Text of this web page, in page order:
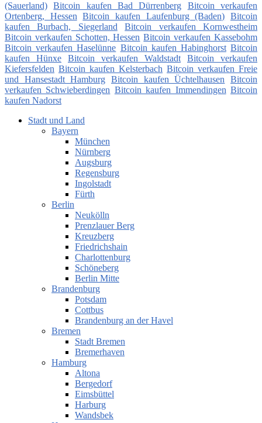
(Sauerland)
Bitcoin kaufen Bad Dürrenberg
Bitcoin verkaufen
Ortenberg, Hessen
Bitcoin kaufen Laufenburg (Baden) Bitcoin
kaufen Burbach, Siegerland
Bitcoin verkaufen Kornwestheim
Bitcoin verkaufen Schotten, Hessen Bitcoin verkaufen Kassebohm
Bitcoin verkaufen Haselünne Bitcoin kaufen Habinghorst Bitcoin
kaufen Hünxe
Bitcoin verkaufen Waldstadt
Bitcoin verkaufen
Kiefersfelden Bitcoin kaufen Kelsterbach Bitcoin verkaufen Freie
und Hansestadt Hamburg Bitcoin kaufen Üchtelhausen
Bitcoin
verkaufen Schwieberdingen Bitcoin kaufen Immendingen Bitcoin
kaufen Nadorst
Stadt und Land
Bayern
München
Nürnberg
Augsburg
Regensburg
Ingolstadt
Fürth
Berlin
Neukölln
Prenzlauer Berg
Kreuzberg
Friedrichshain
Charlottenburg
Schöneberg
Berlin Mitte
Brandenburg
Potsdam
Cottbus
Brandenburg an der Havel
Bremen
Stadt Bremen
Bremerhaven
Hamburg
Altona
Bergedorf
Eimsbüttel
Harburg
Wandsbek